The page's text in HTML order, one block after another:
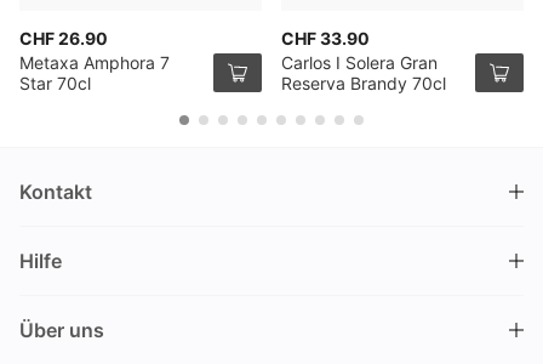
CHF 26.90
Metaxa Amphora 7
Star 70cl
CHF 33.90
Carlos I Solera Gran
Reserva Brandy 70cl
Kontakt
Nüschelerstrasse 35
Schweiz
Hilfe
Über uns